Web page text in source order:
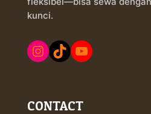
kunci.
Instagram
TikTokYouTube
CONTACT